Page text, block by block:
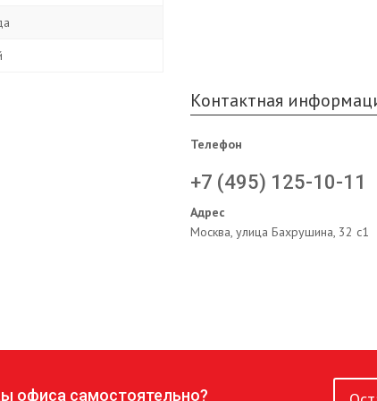
Контактная
Телефон
+7 (495) 125-10-11
Адрес
Москва, улица Бахрушина, 32 с1
офиса самостоятельно?